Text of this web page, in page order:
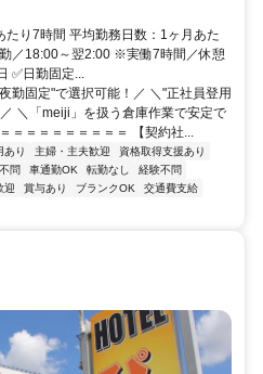
り7時間 平均勤務日数：1ヶ月あた
／18:00～翌2:00 ※実働7時間／休憩
日勤固定...
勤固定"で選択可能！／ ＼"正社員登用
＼「meiji」を扱う倉庫作業で安定で
＝＝＝＝＝＝＝＝＝ 【契約社...
あり 主婦・主夫歓迎
資格取得支援あり
問 車通勤OK 転勤なし
経験不問
迎 賞与あり ブランクOK
交通費支給